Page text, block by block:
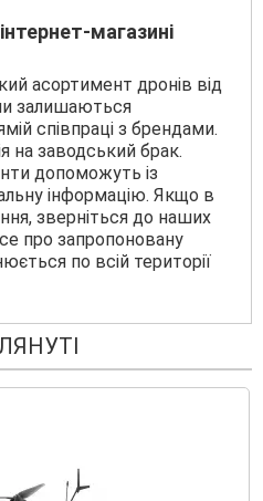
магазині
асортимент дронів від
залишаються
співпраці з брендами.
на заводський брак.
допоможуть із
інформацію. Якщо в
зверніться до наших
про запропоновану
по всій території